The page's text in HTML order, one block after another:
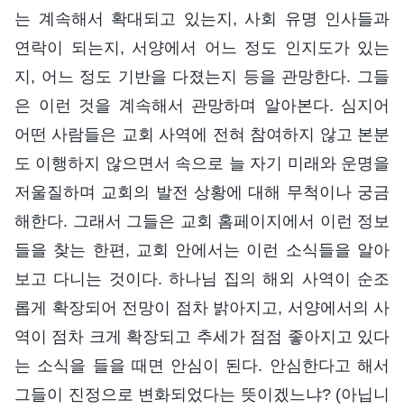
는 계속해서 확대되고 있는지, 사회 유명 인사들과
연락이 되는지, 서양에서 어느 정도 인지도가 있는
지, 어느 정도 기반을 다졌는지 등을 관망한다. 그들
은 이런 것을 계속해서 관망하며 알아본다. 심지어
어떤 사람들은 교회 사역에 전혀 참여하지 않고 본분
도 이행하지 않으면서 속으로 늘 자기 미래와 운명을
저울질하며 교회의 발전 상황에 대해 무척이나 궁금
해한다. 그래서 그들은 교회 홈페이지에서 이런 정보
들을 찾는 한편, 교회 안에서는 이런 소식들을 알아
보고 다니는 것이다. 하나님 집의 해외 사역이 순조
롭게 확장되어 전망이 점차 밝아지고, 서양에서의 사
역이 점차 크게 확장되고 추세가 점점 좋아지고 있다
는 소식을 들을 때면 안심이 된다. 안심한다고 해서
그들이 진정으로 변화되었다는 뜻이겠느냐? (아닙니